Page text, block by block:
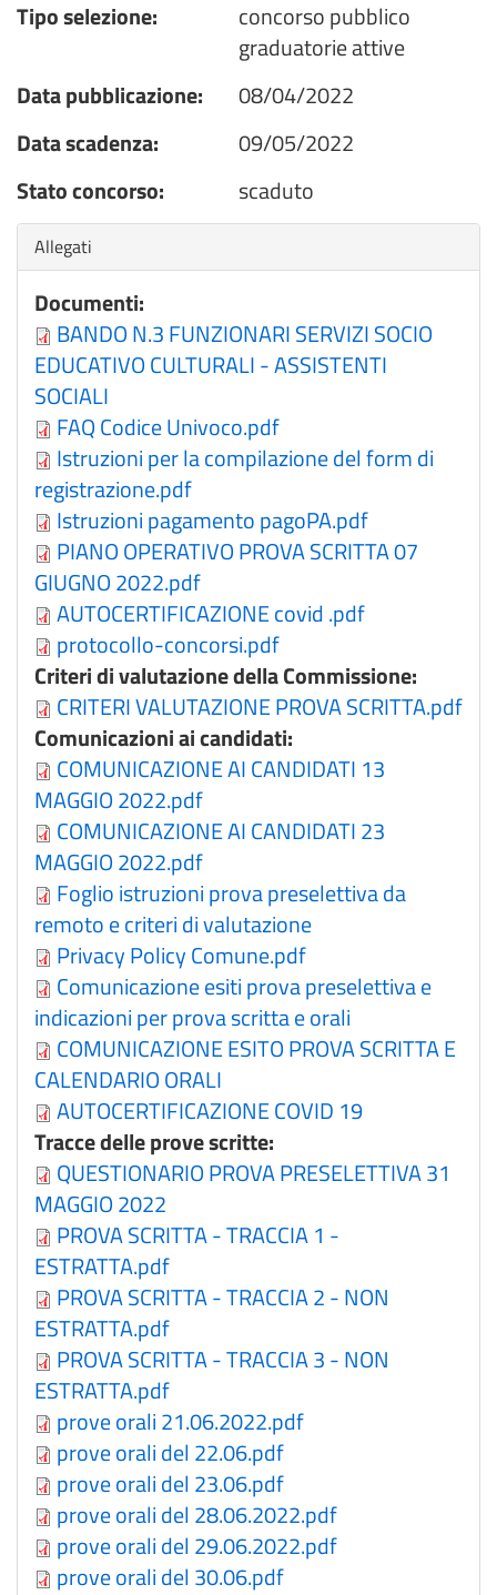
Tipo selezione:
concorso pubblico
graduatorie attive
Data pubblicazione:
08/04/2022
Data scadenza:
09/05/2022
Stato concorso:
scaduto
Nascondi
Allegati
Documenti:
BANDO N.3 FUNZIONARI SERVIZI SOCIO
EDUCATIVO CULTURALI - ASSISTENTI
SOCIALI
FAQ Codice Univoco.pdf
Istruzioni per la compilazione del form di
registrazione.pdf
Istruzioni pagamento pagoPA.pdf
PIANO OPERATIVO PROVA SCRITTA 07
GIUGNO 2022.pdf
AUTOCERTIFICAZIONE covid .pdf
protocollo-concorsi.pdf
Criteri di valutazione della Commissione:
CRITERI VALUTAZIONE PROVA SCRITTA.pdf
Comunicazioni ai candidati:
COMUNICAZIONE AI CANDIDATI 13
MAGGIO 2022.pdf
COMUNICAZIONE AI CANDIDATI 23
MAGGIO 2022.pdf
Foglio istruzioni prova preselettiva da
remoto e criteri di valutazione
Privacy Policy Comune.pdf
Comunicazione esiti prova preselettiva e
indicazioni per prova scritta e orali
COMUNICAZIONE ESITO PROVA SCRITTA E
CALENDARIO ORALI
AUTOCERTIFICAZIONE COVID 19
Tracce delle prove scritte:
QUESTIONARIO PROVA PRESELETTIVA 31
MAGGIO 2022
PROVA SCRITTA - TRACCIA 1 -
ESTRATTA.pdf
PROVA SCRITTA - TRACCIA 2 - NON
ESTRATTA.pdf
PROVA SCRITTA - TRACCIA 3 - NON
ESTRATTA.pdf
prove orali 21.06.2022.pdf
prove orali del 22.06.pdf
prove orali del 23.06.pdf
prove orali del 28.06.2022.pdf
prove orali del 29.06.2022.pdf
prove orali del 30.06.pdf